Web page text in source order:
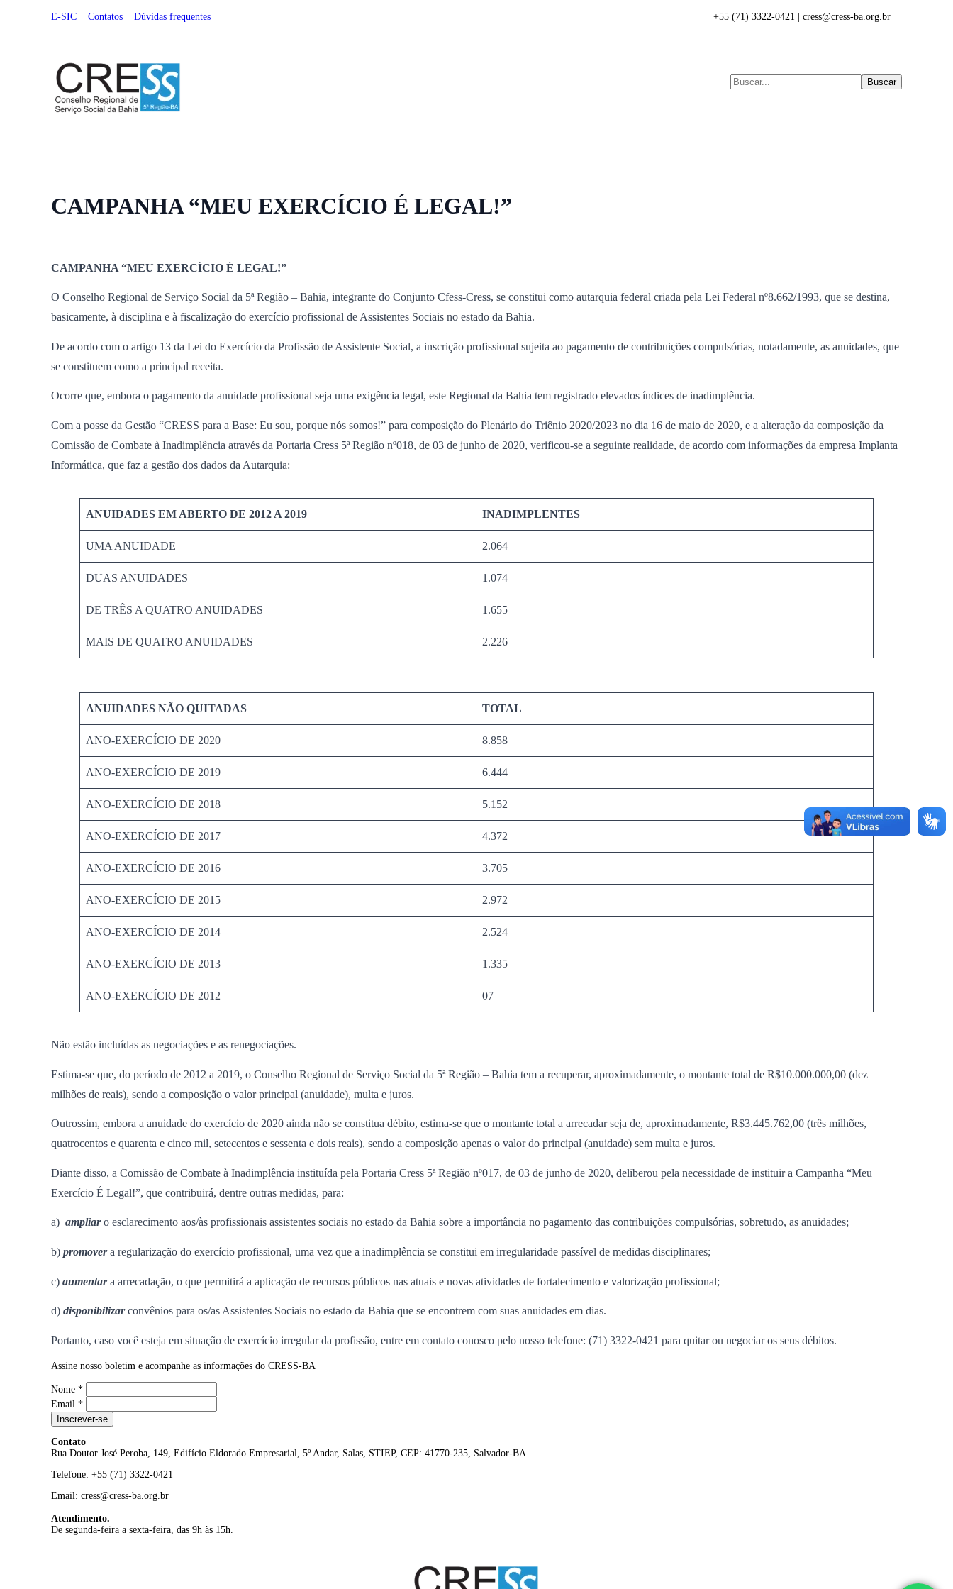
E-SIC Contatos Dúvidas frequentes +55 (71) 3322-0421 | cress@cress-ba.org.br
Buscar
CAMPANHA “MEU EXERCÍCIO É LEGAL!”
CAMPANHA “MEU EXERCÍCIO É LEGAL!”
O Conselho Regional de Serviço Social da 5ª Região – Bahia, integrante do Conjunto Cfess-Cress, se constitui como autarquia federal criada pela Lei Federal nº8.662/1993, que se destina,
basicamente, à disciplina e à fiscalização do exercício profissional de Assistentes Sociais no estado da Bahia.
De acordo com o artigo 13 da Lei do Exercício da Profissão de Assistente Social, a inscrição profissional sujeita ao pagamento de contribuições compulsórias, notadamente, as anuidades, que
se constituem como a principal receita.
Ocorre que, embora o pagamento da anuidade profissional seja uma exigência legal, este Regional da Bahia tem registrado elevados índices de inadimplência.
Com a posse da Gestão “CRESS para a Base: Eu sou, porque nós somos!” para composição do Plenário do Triênio 2020/2023 no dia 16 de maio de 2020, e a alteração da composição da
Comissão de Combate à Inadimplência através da Portaria Cress 5ª Região nº018, de 03 de junho de 2020, verificou-se a seguinte realidade, de acordo com informações da empresa Implanta
Informática, que faz a gestão dos dados da Autarquia:
ANUIDADES EM ABERTO DE 2012 A 2019 INADIMPLENTES
UMA ANUIDADE 2.064
DUAS ANUIDADES 1.074
DE TRÊS A QUATRO ANUIDADES 1.655
MAIS DE QUATRO ANUIDADES 2.226
ANUIDADES NÃO QUITADAS TOTAL
ANO-EXERCÍCIO DE 2020 8.858
ANO-EXERCÍCIO DE 2019 6.444
ANO-EXERCÍCIO DE 2018 5.152
ANO-EXERCÍCIO DE 2017 4.372
ANO-EXERCÍCIO DE 2016 3.705
ANO-EXERCÍCIO DE 2015 2.972
ANO-EXERCÍCIO DE 2014 2.524
ANO-EXERCÍCIO DE 2013 1.335
ANO-EXERCÍCIO DE 2012 07
Não estão incluídas as negociações e as renegociações.
Estima-se que, do período de 2012 a 2019, o Conselho Regional de Serviço Social da 5ª Região – Bahia tem a recuperar, aproximadamente, o montante total de R$10.000.000,00 (dez
milhões de reais), sendo a composição o valor principal (anuidade), multa e juros.
Outrossim, embora a anuidade do exercício de 2020 ainda não se constitua débito, estima-se que o montante total a arrecadar seja de, aproximadamente, R$3.445.762,00 (três milhões,
quatrocentos e quarenta e cinco mil, setecentos e sessenta e dois reais), sendo a composição apenas o valor do principal (anuidade) sem multa e juros.
Diante disso, a Comissão de Combate à Inadimplência instituída pela Portaria Cress 5ª Região nº017, de 03 de junho de 2020, deliberou pela necessidade de instituir a Campanha “Meu
Exercício É Legal!”, que contribuirá, dentre outras medidas, para:
a) ampliaro esclarecimento aos/às profissionais assistentes sociais no estado da Bahia sobre a importância no pagamento das contribuições compulsórias, sobretudo, as anuidades;
b) promovera regularização do exercício profissional, uma vez que a inadimplência se constitui em irregularidade passível de medidas disciplinares;
c) aumentara arrecadação, o que permitirá a aplicação de recursos públicos nas atuais e novas atividades de fortalecimento e valorização profissional;
d) disponibilizarconvênios para os/as Assistentes Sociais no estado da Bahia que se encontrem com suas anuidades em dias.
Portanto, caso você esteja em situação de exercício irregular da profissão, entre em contato conosco pelo nosso telefone: (71) 3322-0421 para quitar ou negociar os seus débitos.
Assine nosso boletim e acompanhe as informações do CRESS-BA
Nome *
Email *
Inscrever-se
Contato
Rua Doutor José Peroba, 149, Edifício Eldorado Empresarial, 5º Andar, Salas, STIEP, CEP: 41770-235, Salvador-BA
Telefone: +55 (71) 3322-0421
Email: cress@cress-ba.org.br
Atendimento.
De segunda-feira a sexta-feira, das 9h às 15h.